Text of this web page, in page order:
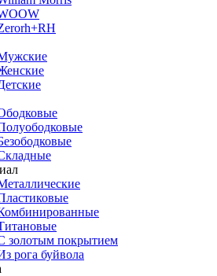
золотым покрытием
рога буйвола